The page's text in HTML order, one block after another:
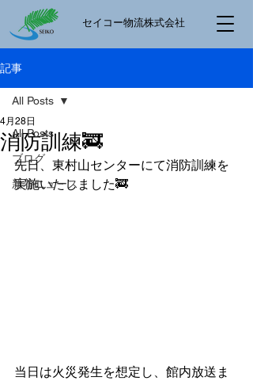
​セイコー物流株式会社
記事
All Posts
ブログ
新着ニュース
All Posts
消防訓練🚒
4月28日
先日、東村山センターにて消防訓練を
実施いたしました🚒
当日は火災発生を想定し、館内放送ま